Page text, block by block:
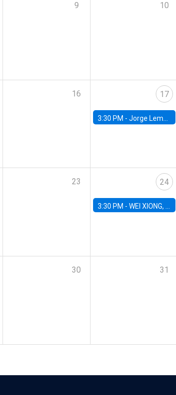
9 10
16 17
3:30 PM -Jorge Lemos, University of Illinois Urbana-Champaign
23 24
3:30 PM -WEI XIONG, Universidad Católica de Chile
30 31